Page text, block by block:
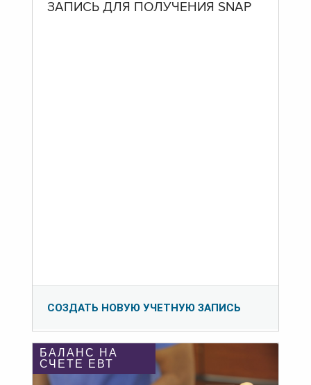
ЗАПИСЬ ДЛЯ ПОЛУЧЕНИЯ SNAP
СОЗДАТЬ НОВУЮ УЧЕТНУЮ ЗАПИСЬ
БАЛАНС НА
СЧЕТЕ ЕВТ